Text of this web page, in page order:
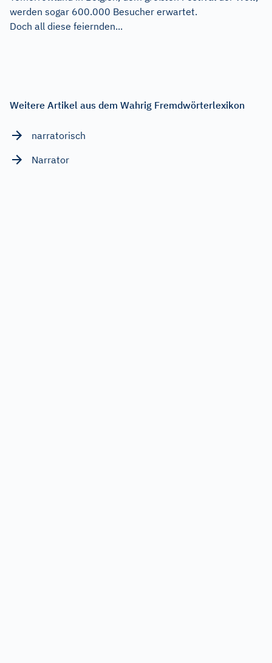
werden sogar 600.000 Besucher erwartet.
Doch all diese feiernden...
Weitere Artikel aus dem Wahrig Fremdwörterlexikon
narratorisch
Narrator